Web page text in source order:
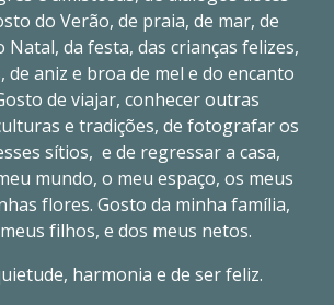
do Verão, de praia, de mar, de
Natal, da festa, das crianças felizes,
de aniz e broa de mel e do encanto
de viajar, conhecer outras
e tradições, de fotografar os
sítios, e de regressar a casa,
mundo, o meu espaço, os meus
flores. Gosto da minha família,
filhos, e dos meus netos.
harmonia e de ser feliz.